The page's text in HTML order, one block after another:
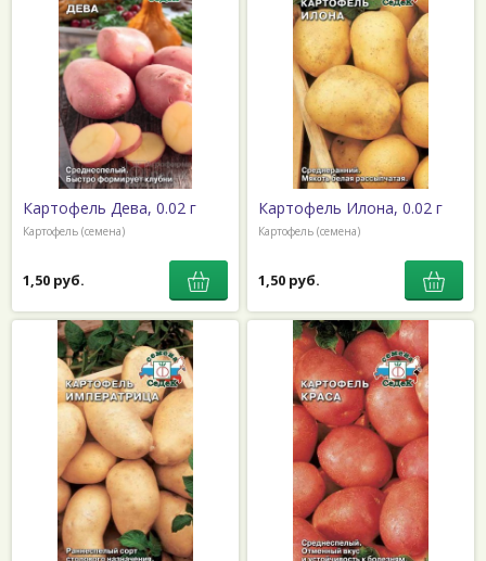
Картофель Дева, 0.02 г
Картофель (семена)
1,50 руб.
Картофель Илона, 0.02 г
Картофель (семена)
1,50 руб.